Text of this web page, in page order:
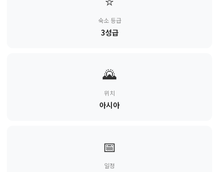
숙소 등급
3성급
🌄
위치
아시아
📅
일정